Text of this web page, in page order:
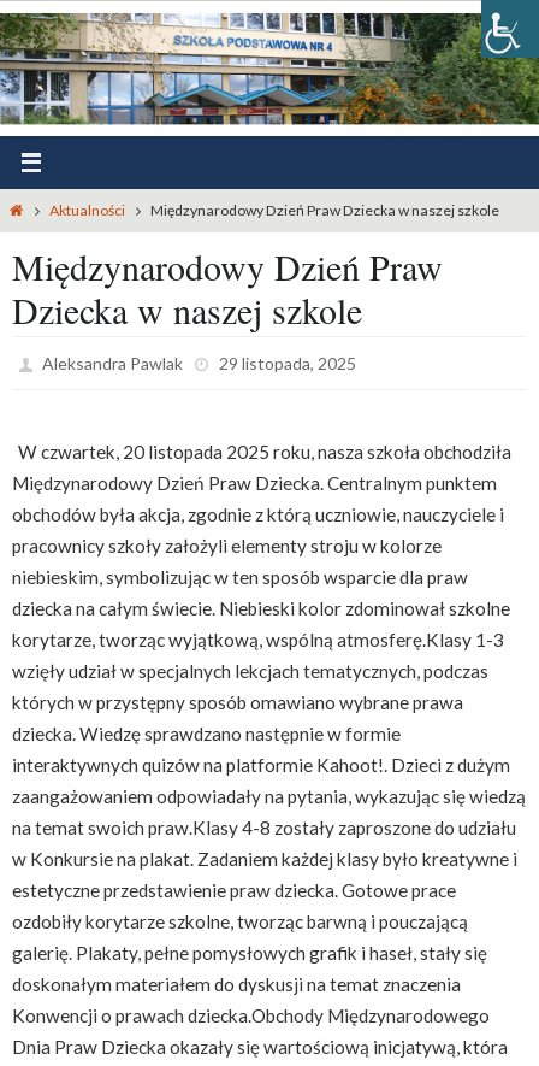
Przejdź
do
treści
Strona
główna
Aktualności Międzynarodowy Dzień Praw Dziecka w naszej szkole
Międzynarodowy Dzień Praw
Dziecka w naszej szkole
Aleksandra Pawlak 29 listopada, 2025
W czwartek, 20 listopada 2025 roku, nasza szkoła obchodziła
Międzynarodowy Dzień Praw Dziecka. Centralnym punktem
obchodów była akcja, zgodnie z którą uczniowie, nauczyciele i
pracownicy szkoły założyli elementy stroju w kolorze
niebieskim, symbolizując w ten sposób wsparcie dla praw
dziecka na całym świecie. Niebieski kolor zdominował szkolne
korytarze, tworząc wyjątkową, wspólną atmosferę.Klasy 1-3
wzięły udział w specjalnych lekcjach tematycznych, podczas
których w przystępny sposób omawiano wybrane prawa
dziecka. Wiedzę sprawdzano następnie w formie
interaktywnych quizów na platformie Kahoot!. Dzieci z dużym
zaangażowaniem odpowiadały na pytania, wykazując się wiedzą
na temat swoich praw.Klasy 4-8 zostały zaproszone do udziału
w Konkursie na plakat. Zadaniem każdej klasy było kreatywne i
estetyczne przedstawienie praw dziecka. Gotowe prace
ozdobiły korytarze szkolne, tworząc barwną i pouczającą
galerię. Plakaty, pełne pomysłowych grafik i haseł, stały się
doskonałym materiałem do dyskusji na temat znaczenia
Konwencji o prawach dziecka.Obchody Międzynarodowego
Dnia Praw Dziecka okazały się wartościową inicjatywą, która